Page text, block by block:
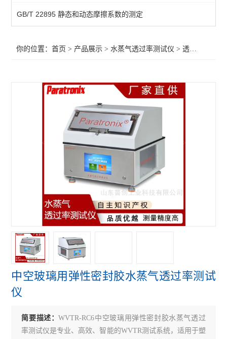
GB/T 22895 静态和动态摩擦系数的测定
你的位置：首页 > 产品展示 >水蒸气透过率测试仪 >透湿性测试仪
中空玻璃用弹性密封胶水蒸气透过率测试
仪
简要描述：WVTR-RC6中空玻璃用弹性密封胶水蒸气透过
率测试仪是专业、高效、智能的WVTR测试系统，适用于塑